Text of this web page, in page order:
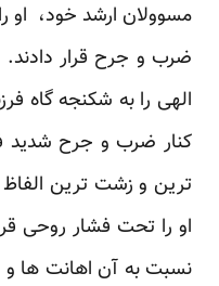
مسوولان ارشد خود، او
ضرب و جرح قرار دادند.
الهی را به شکنجه گاه
کنار ضرب و جرح شدید
ترین و زشت ترین
او را تحت فشار روحی
نسبت به آن اهانت ها